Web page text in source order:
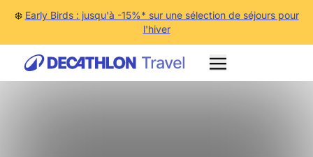
❄️ Early Birds : jusqu'à -15%* sur une sélection de séjours pour
l'hiver